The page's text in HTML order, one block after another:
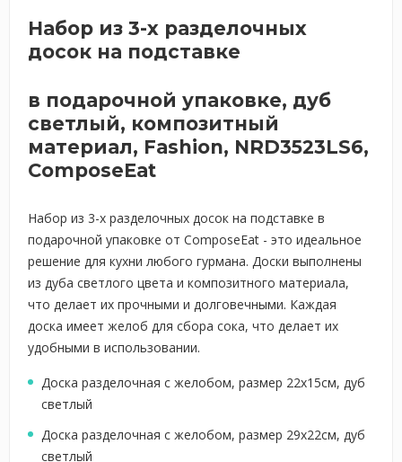
Набор из 3-х разделочных
досок на подставке
в подарочной упаковке, дуб
светлый, композитный
материал, Fashion, NRD3523LS6,
ComposeEat
Набор из 3-х разделочных досок на подставке в
подарочной упаковке от ComposeEat - это идеальное
решение для кухни любого гурмана. Доски выполнены
из дуба светлого цвета и композитного материала,
что делает их прочными и долговечными. Каждая
доска имеет желоб для сбора сока, что делает их
удобными в использовании.
Доска разделочная с желобом, размер 22х15см, дуб
светлый
Доска разделочная с желобом, размер 29х22см, дуб
светлый